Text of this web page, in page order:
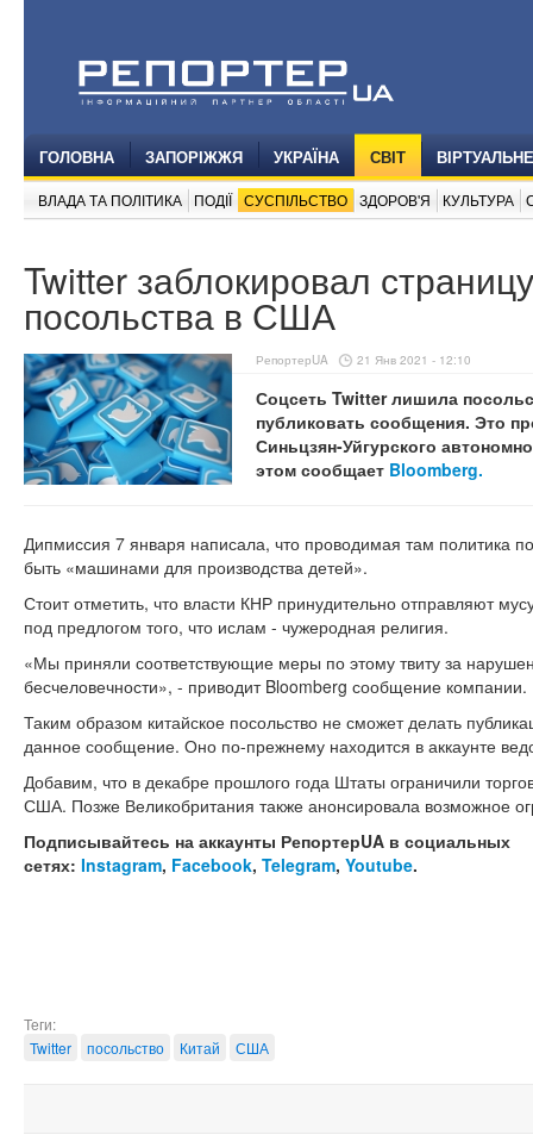
ГОЛОВНА ЗАПОРІЖЖЯ УКРАЇНА СВІТ
ВЛАДА ТА ПОЛІТИКА ПОДІЇ СУСПІЛЬСТВО ЗДОРОВ'Я КУЛЬТУРА
Twitter заблокировал
посольства в США
РепортерUA 21 Янв 2021 - 12:10
Соцсеть Twitter лишила
публиковать сообщения. Это
Синьцзян-Уйгурского
этом сообщает Bloomberg.
Дипмиссия 7 января написала, что проводимая там политика
быть «машинами для производства детей».
Стоит отметить, что власти КНР принудительно отправляют
под предлогом того, что ислам - чужеродная религия.
«Мы приняли соответствующие меры по этому твиту за
бесчеловечности», - приводит Bloomberg сообщение компании.
Таким образом китайское посольство не сможет делать
данное сообщение. Оно по-прежнему находится в аккаунте
Добавим, что в декабре прошлого года Штаты ограничили
США. Позже Великобритания также анонсировала возможное
Подписывайтесь на аккаунты РепортерUA в социальных
сетях: Instagram, Facebook, Telegram, Youtube.
Теги:
Twitter
посольство Китай США